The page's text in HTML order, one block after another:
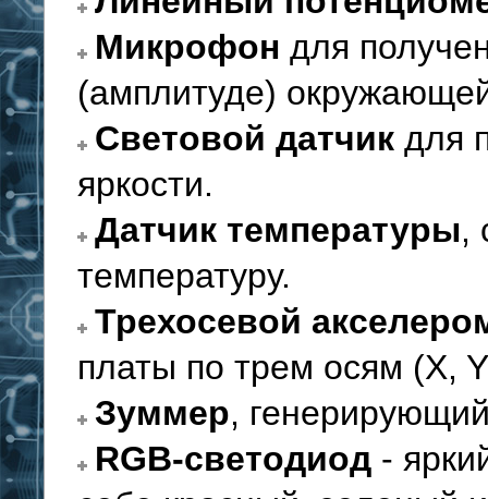
Микрофон для
(амплитуде)
Световой датчик для
яркости.
Датчик температуры,
температуру.
Трехосевой
платы по трем осям (X,
Зуммер,
RGB-светодиод -